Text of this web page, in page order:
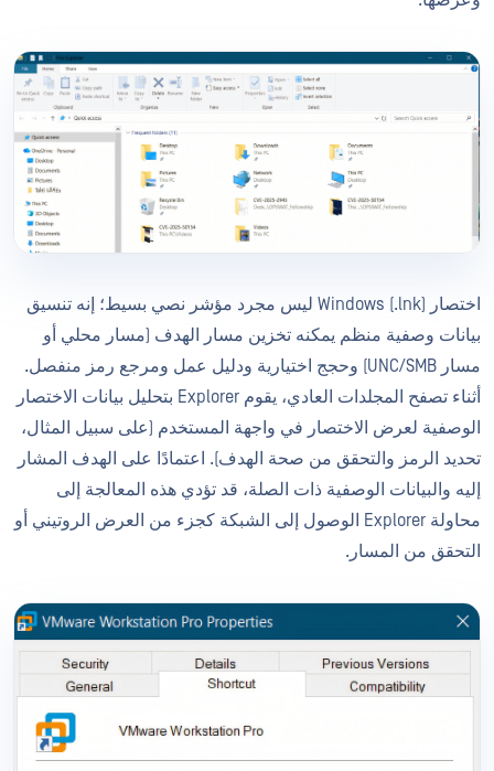
اختصار Windows (.lnk) ليس مجرد مؤشر نصي بسيط؛ إنه تنسيق
بيانات وصفية منظم يمكنه تخزين مسار الهدف (مسار محلي أو
مسار UNC/SMB) وحجج اختيارية ودليل عمل ومرجع رمز منفصل.
أثناء تصفح المجلدات العادي، يقوم Explorer بتحليل بيانات الاختصار
الوصفية لعرض الاختصار في واجهة المستخدم (على سبيل المثال،
تحديد الرمز والتحقق من صحة الهدف). اعتمادًا على الهدف المشار
إليه والبيانات الوصفية ذات الصلة، قد تؤدي هذه المعالجة إلى
محاولة Explorer الوصول إلى الشبكة كجزء من العرض الروتيني أو
التحقق من المسار.